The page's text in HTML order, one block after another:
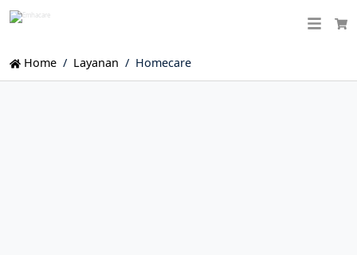
Home Layanan Homecare